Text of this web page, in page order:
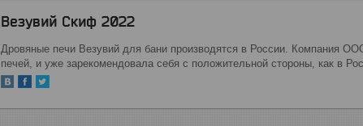
Везувий Скиф 2022
Дровяные печи Везувий для бани производятся в России. Компания
печей, и уже зарекомендовала себя с положительной стороны, как в